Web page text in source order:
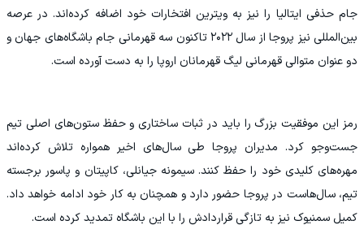
جام حذفی ایتالیا را نیز به ویترین افتخارات خود اضافه کرده‌اند. در عرصه
بین‌المللی نیز پروجا از سال ۲۰۲۲ تاکنون سه قهرمانی جام باشگاه‌های جهان و
دو عنوان متوالی قهرمانی لیگ قهرمانان اروپا را به دست آورده است.
رمز این موفقیت بزرگ را باید در ثبات ساختاری و حفظ ستون‌های اصلی تیم
جست‌وجو کرد. مدیران پروجا طی سال‌های اخیر همواره تلاش کرده‌اند
مهره‌های کلیدی خود را حفظ کنند. سیمونه جیانلی، کاپیتان و پاسور برجسته
تیم، سال‌هاست در پروجا حضور دارد و همچنان به کار خود ادامه خواهد داد.
کمیل سمنیوک نیز به تازگی قراردادش را با این باشگاه تمدید کرده است.